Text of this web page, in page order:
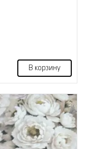
В корзину